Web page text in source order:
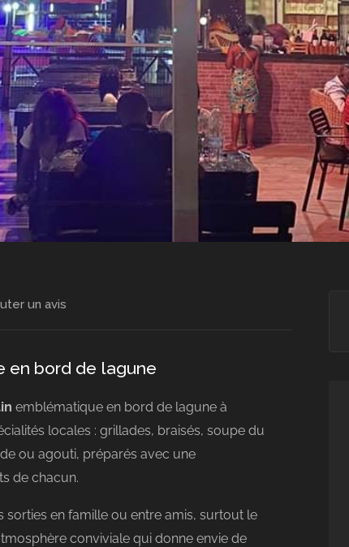
un avis
en bord de lagune
emblématique en bord de lagune à
locales : grillades, braisés, soupe du
ou agouti, préparés avec une
de chacun.
en famille ou entre amis, surtout le
conviviale qui donne envie de